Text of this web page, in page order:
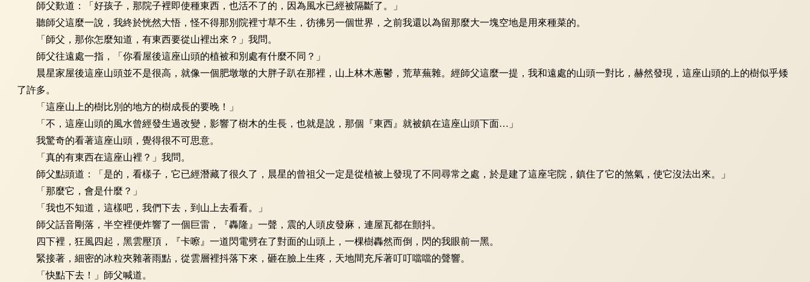
師父歎道：「好孩子，那院子裡即使種東西，也活不了的，因為風水已經被隔斷了。」
聽師父這麼一說，我終於恍然大悟，怪不得那別院裡寸草不生，彷彿另一個世界，之前我還以為留那麼大一塊空地是用來種菜的。
「師父，那你怎麼知道，有東西要從山裡出來？」我問。
師父往遠處一指，「你看屋後這座山頭的植被和別處有什麼不同？」
晨星家屋後這座山頭並不是很高，就像一個肥墩墩的大胖子趴在那裡，山上林木蔥鬱，荒草蕪雜。經師父這麼一提，我和遠處的山頭一對比，赫然發現，這座山頭的上的樹似乎矮
了許多。
「這座山上的樹比別的地方的樹成長的要晚！」
「不，這座山頭的風水曾經發生過改變，影響了樹木的生長，也就是說，那個『東西』就被鎮在這座山頭下面…」
我驚奇的看著這座山頭，覺得很不可思意。
「真的有東西在這座山裡？」我問。
師父點頭道：「是的，看樣子，它已經潛藏了很久了，晨星的曾祖父一定是從植被上發現了不同尋常之處，於是建了這座宅院，鎮住了它的煞氣，使它沒法出來。」
「那麼它，會是什麼？」
「我也不知道，這樣吧，我們下去，到山上去看看。」
師父話音剛落，半空裡便炸響了一個巨雷，『轟隆』一聲，震的人頭皮發麻，連屋瓦都在顫抖。
四下裡，狂風四起，黑雲壓頂，『卡嚓』一道閃電劈在了對面的山頭上，一棵樹轟然而倒，閃的我眼前一黑。
緊接著，細密的冰粒夾雜著雨點，從雲層裡抖落下來，砸在臉上生疼，天地間充斥著叮叮噹噹的聲響。
「快點下去！」師父喊道。